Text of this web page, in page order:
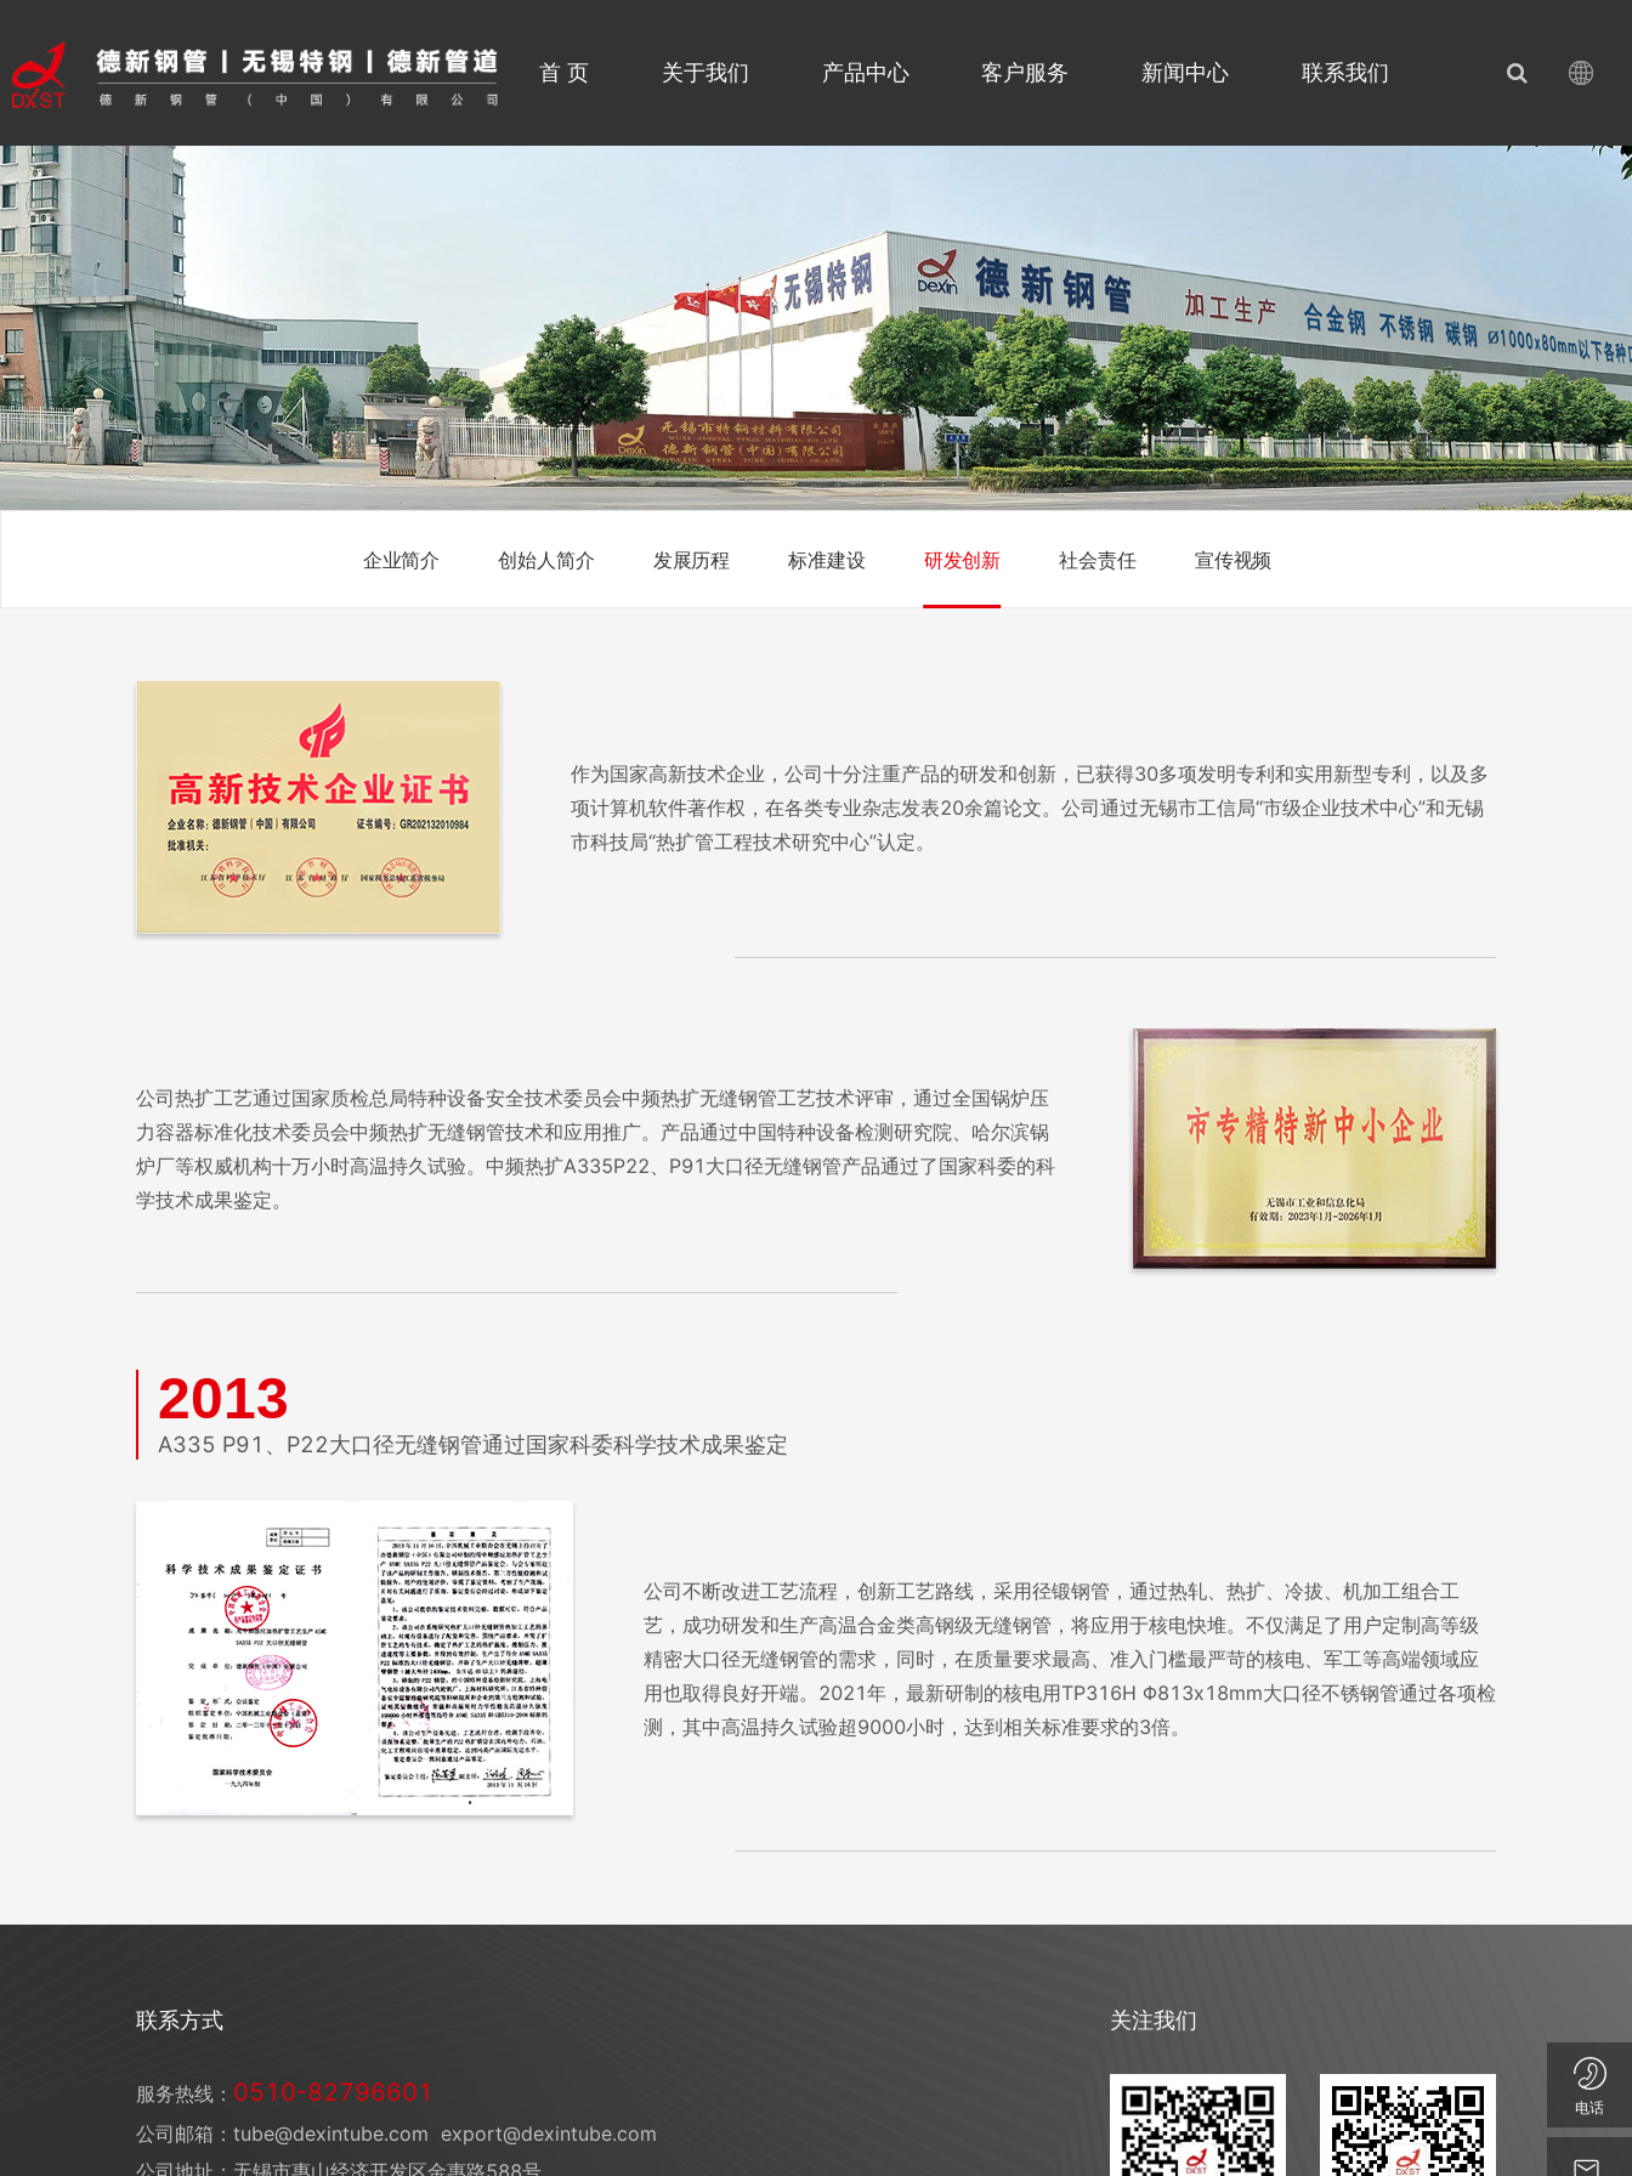
首 页 关于我们 产品中心 客户服务 新闻中心 联系我们
企业简介 创始人简介 发展历程 标准建设 研发创新 社会责任 宣传视频
作为国家高新技术企业，公司十分注重产品的研发和创新，已获得30多项发明专利和实用新型专利，以及多
项计算机软件著作权，在各类专业杂志发表20余篇论文。公司通过无锡市工信局“市级企业技术中心”和无锡
市科技局“热扩管工程技术研究中心”认定。
公司热扩工艺通过国家质检总局特种设备安全技术委员会中频热扩无缝钢管工艺技术评审，通过全国锅炉压
力容器标准化技术委员会中频热扩无缝钢管技术和应用推广。产品通过中国特种设备检测研究院、哈尔滨锅
炉厂等权威机构十万小时高温持久试验。中频热扩A335P22、P91大口径无缝钢管产品通过了国家科委的科
学技术成果鉴定。
2013
A335 P91、P22大口径无缝钢管通过国家科委科学技术成果鉴定
公司不断改进工艺流程，创新工艺路线，采用径锻钢管，通过热轧、热扩、冷拔、机加工组合工
艺，成功研发和生产高温合金类高钢级无缝钢管，将应用于核电快堆。不仅满足了用户定制高等级
精密大口径无缝钢管的需求，同时，在质量要求最高、准入门槛最严苛的核电、军工等高端领域应
用也取得良好开端。2021年，最新研制的核电用TP316H Φ813x18mm大口径不锈钢管通过各项检
测，其中高温持久试验超9000小时，达到相关标准要求的3倍。
联系方式
服务热线： 0510-82796601
公司邮箱：tube@dexintube.com export@dexintube.com
公司地址：无锡市惠山经济开发区金惠路588号
关注我们
电话